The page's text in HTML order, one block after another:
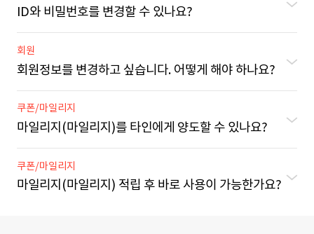
ID와 비밀번호를 변경할 수 있나요?
회원
회원정보를 변경하고 싶습니다. 어떻게 해야 하나요?
쿠폰/마일리지
마일리지(마일리지)를 타인에게 양도할 수 있나요?
쿠폰/마일리지
마일리지(마일리지) 적립 후 바로 사용이 가능한가요?